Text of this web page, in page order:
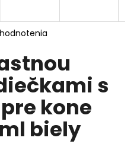
s
kone
biely